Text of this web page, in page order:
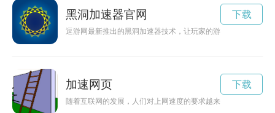
黑洞加速器官网
逗游网最新推出的黑洞加速器技术，让玩家的游戏体验更加顺
下载
加速网页
随着互联网的发展，人们对上网速度的要求越来越高。加速上
下载